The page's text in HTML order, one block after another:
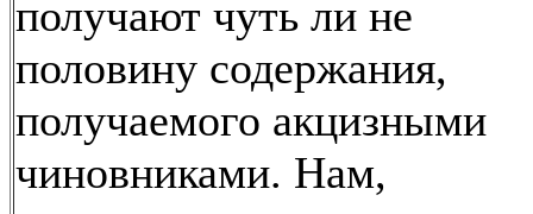
получают чуть ли не
половину содержания,
получаемого акцизными
чиновниками. Нам,